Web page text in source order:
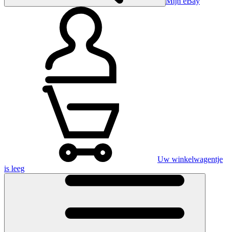
Uw winkelwagentje
is leeg